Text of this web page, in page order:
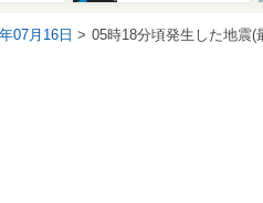
07月16日 05時18分頃発生した地震(